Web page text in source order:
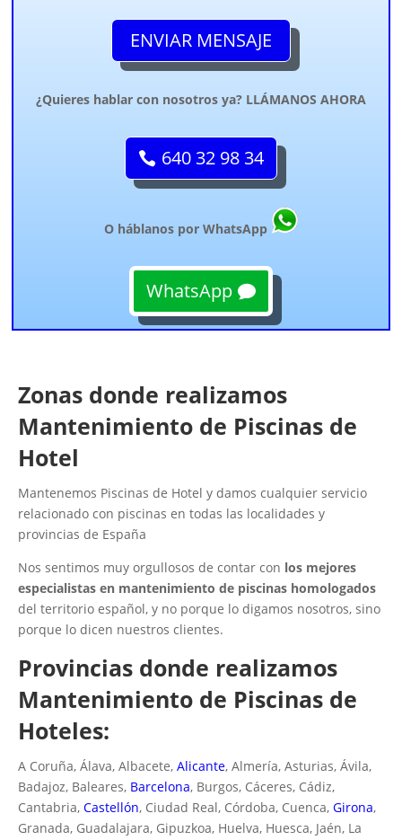
ENVIAR MENSAJE
¿Quieres hablar con nosotros ya? LLÁMANOS AHORA
640 32 98 34
O háblanos por WhatsApp
WhatsApp
Zonas donde realizamos
Mantenimiento de Piscinas de
Hotel
Mantenemos Piscinas de Hotel y damos cualquier servicio
relacionado con piscinas en todas las localidades y
provincias de España
Nos sentimos muy orgullosos de contar con los mejores
especialistas en mantenimiento de piscinas homologados
del territorio español, y no porque lo digamos nosotros, sino
porque lo dicen nuestros clientes.
Provincias donde realizamos
Mantenimiento de Piscinas de
Hoteles:
A Coruña, Álava, Albacete, Alicante, Almería, Asturias, Ávila,
Badajoz, Baleares, Barcelona, Burgos, Cáceres, Cádiz,
Cantabria, Castellón, Ciudad Real, Córdoba, Cuenca, Girona,
Granada, Guadalajara, Gipuzkoa, Huelva, Huesca, Jaén, La